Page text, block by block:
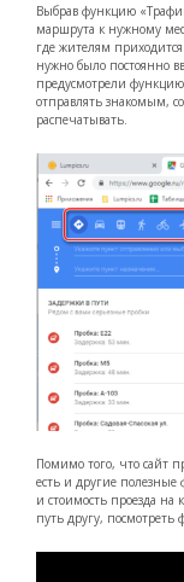
Выбрав функцию
маршрута к нужному
где жителям
нужно было постоянно
предусмотрели
отправлять знакомым,
распечатывать.
Помимо того, что сайт
есть и другие
и стоимость проезда на
путь другу, посмотреть